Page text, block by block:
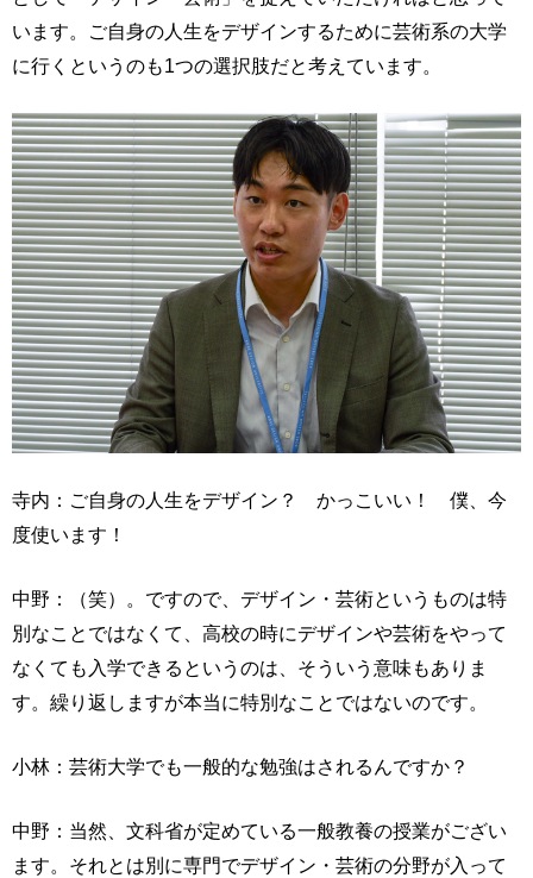
います。ご自身の人生をデザインするために芸術系の大学
に行くというのも1つの選択肢だと考えています。
寺内：ご自身の人生をデザイン？ かっこいい！ 僕、今
度使います！
中野：（笑）。ですので、デザイン・芸術というものは特
別なことではなくて、高校の時にデザインや芸術をやって
なくても入学できるというのは、そういう意味もありま
す。繰り返しますが本当に特別なことではないのです。
小林：芸術大学でも一般的な勉強はされるんですか？
中野：当然、文科省が定めている一般教養の授業がござい
ます。それとは別に専門でデザイン・芸術の分野が入って